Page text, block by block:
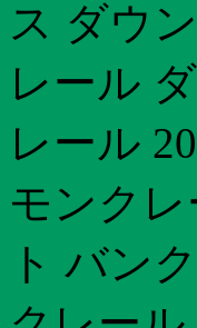
ス ダウ
レール
レール
モンク
ト バン